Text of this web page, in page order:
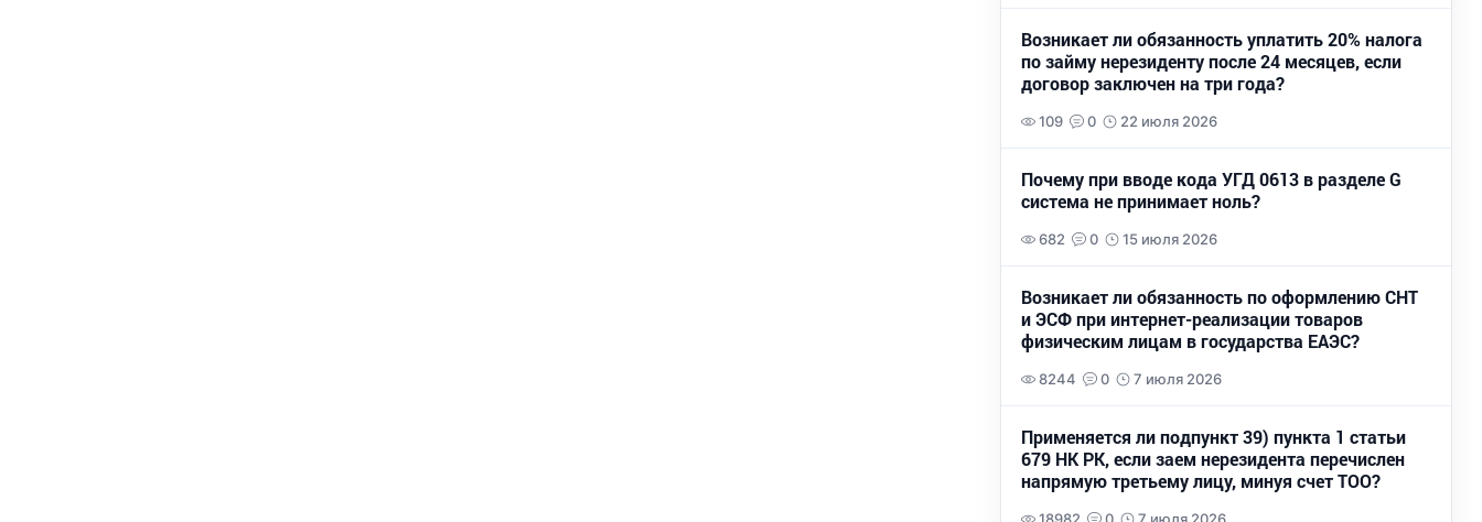
Возникает ли обязанность уплатить 20% налога
по займу нерезиденту после 24 месяцев, если
договор заключен на три года?
109 0 22 июля 2026
Почему при вводе кода УГД 0613 в разделе G
система не принимает ноль?
682 0 15 июля 2026
Возникает ли обязанность по оформлению СНТ
и ЭСФ при интернет-реализации товаров
физическим лицам в государства ЕАЭС?
8244 0 7 июля 2026
Применяется ли подпункт 39) пункта 1 статьи
679 НК РК, если заем нерезидента перечислен
напрямую третьему лицу, минуя счет ТОО?